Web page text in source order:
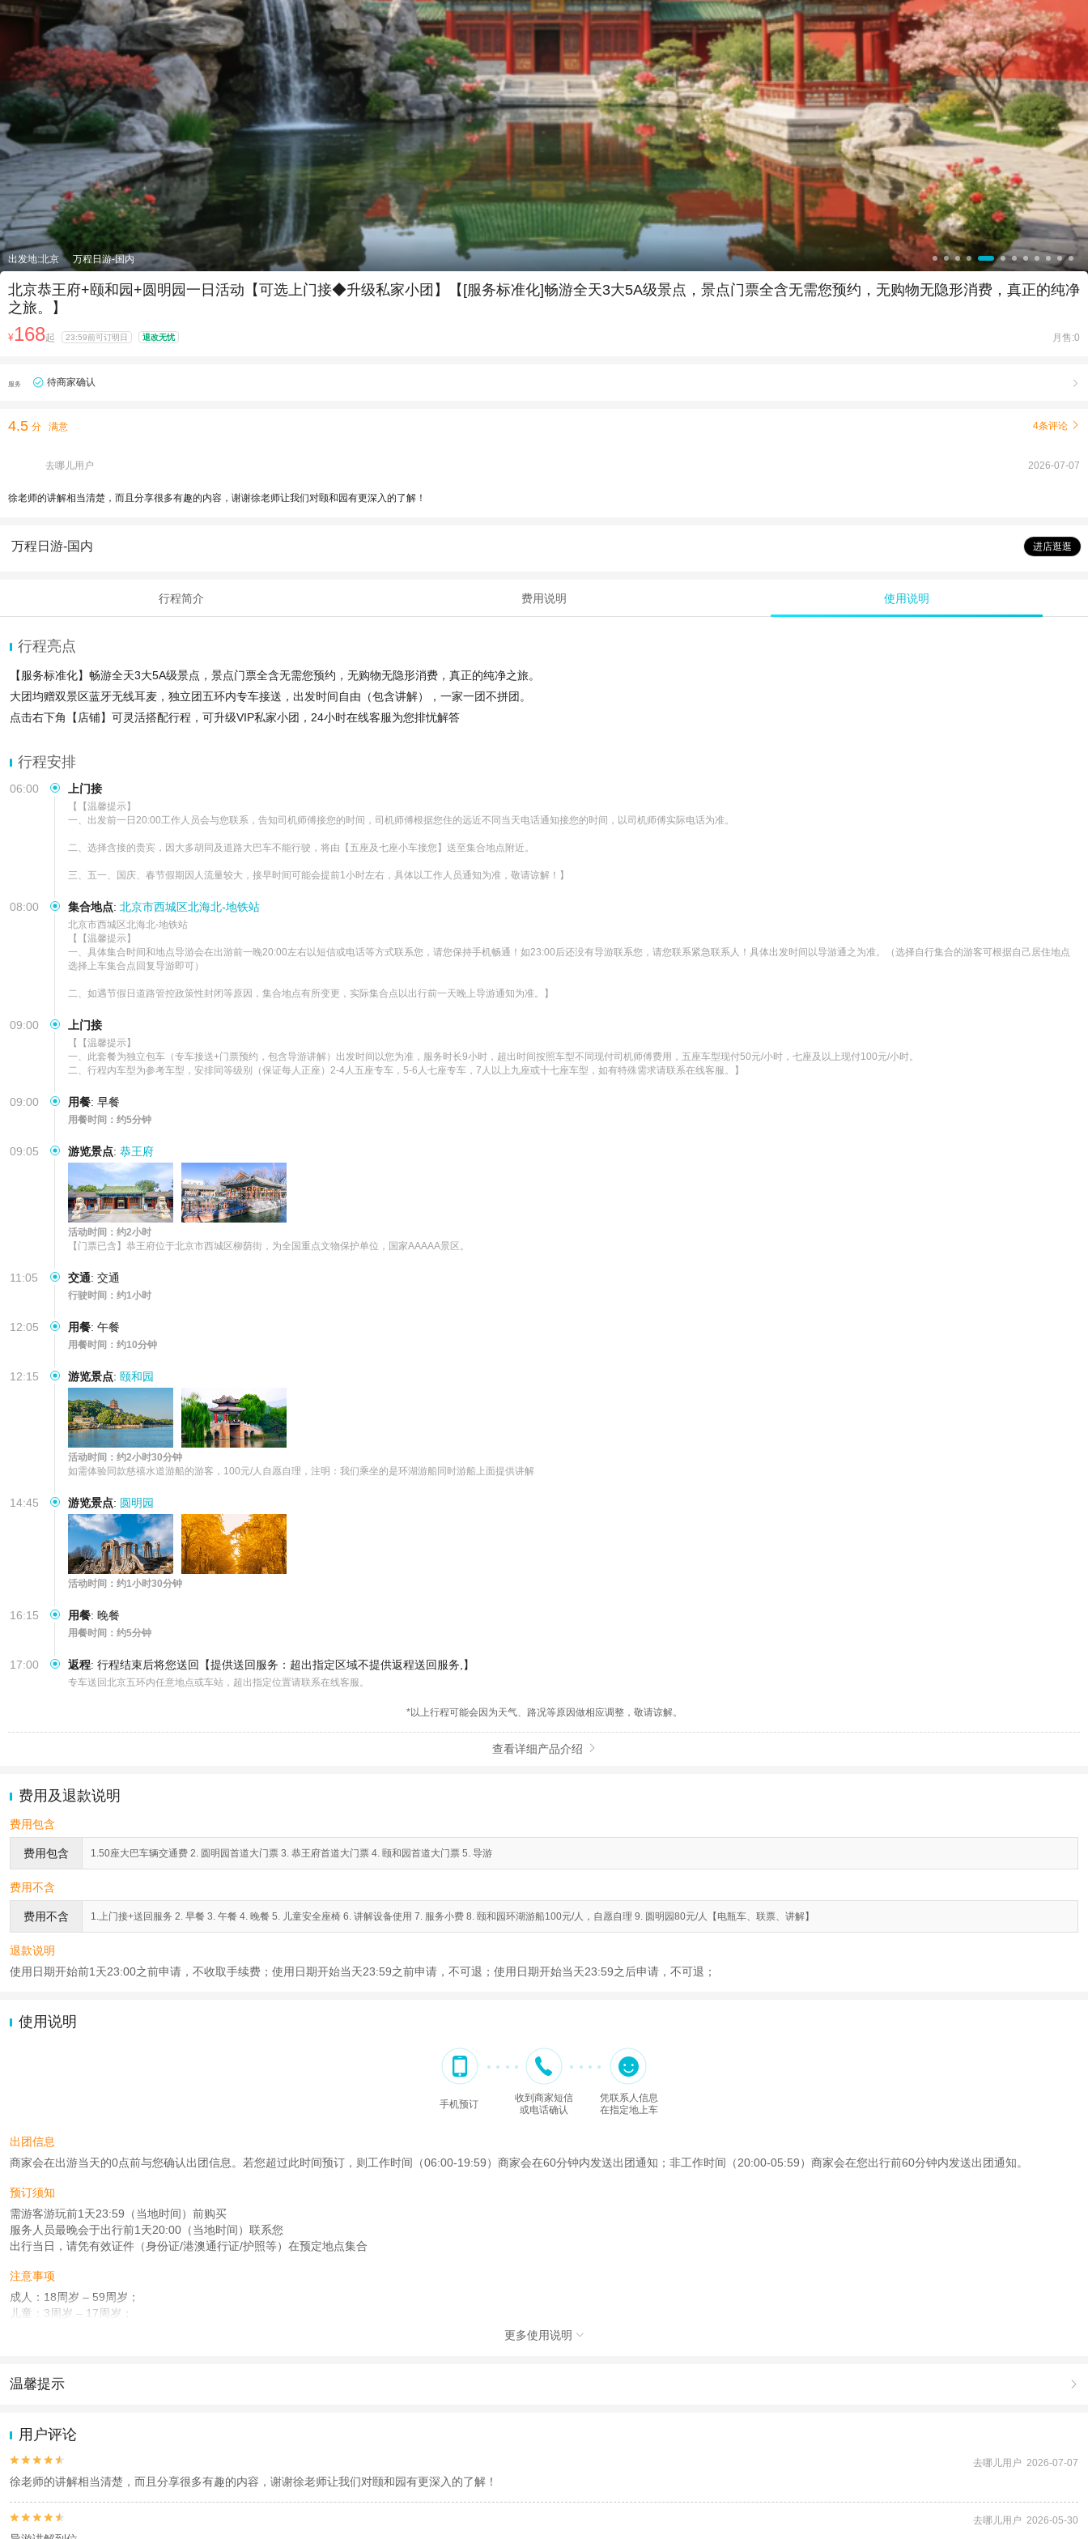
出发地:北京 万程日游-国内
北京恭王府+颐和园+圆明园一日活动【可选上门接◆升级私家小团】【[服务标准化]️畅游全天3大5A级景点，景点门票全含无需您预约，无购物无隐形消费，真正的纯净
之旅。】
¥168起 23:59前可订明日 退改无忧 月售:0
服务 待商家确认 
4.5 分 满意 4条评论 
去哪儿用户 2026-07-07
徐老师的讲解相当清楚，而且分享很多有趣的内容，谢谢徐老师让我们对颐和园有更深入的了解！
万程日游-国内 进店逛逛
行程简介 费用说明 使用说明
行程亮点
【服务标准化】️畅游全天3大5A级景点，景点门票全含无需您预约，无购物无隐形消费，真正的纯净之旅。
大团均赠双景区蓝牙无线耳麦，独立团五环内专车接送，出发时间自由（包含讲解），一家一团不拼团。
点击右下角【店铺】可灵活搭配行程，可升级VIP私家小团，24小时在线客服为您排忧解答
行程安排
06:00 上门接
【【温馨提示】
一、出发前一日20:00工作人员会与您联系，告知司机师傅接您的时间，司机师傅根据您住的远近不同当天电话通知接您的时间，以司机师傅实际电话为准。
二、选择含接的贵宾，因大多胡同及道路大巴车不能行驶，将由【五座及七座小车接您】送至集合地点附近。
三、五一、国庆、春节假期因人流量较大，接早时间可能会提前1小时左右，具体以工作人员通知为准，敬请谅解！】
08:00 集合地点: 北京市西城区北海北-地铁站
北京市西城区北海北-地铁站
【【温馨提示】
一、具体集合时间和地点导游会在出游前一晚20:00左右以短信或电话等方式联系您，请您保持手机畅通！如23:00后还没有导游联系您，请您联系紧急联系人！具体出发时间以导游通之为准。（选择自行集合的游客可根据自己居住地点
选择上车集合点回复导游即可）
二、如遇节假日道路管控政策性封闭等原因，集合地点有所变更，实际集合点以出行前一天晚上导游通知为准。】
09:00 上门接
【【温馨提示】
一、此套餐为独立包车（专车接送+门票预约，包含导游讲解）出发时间以您为准，服务时长9小时，超出时间按照车型不同现付司机师傅费用，五座车型现付50元/小时，七座及以上现付100元/小时。
二、行程内车型为参考车型，安排同等级别（保证每人正座）2-4人五座专车，5-6人七座专车，7人以上九座或十七座车型，如有特殊需求请联系在线客服。】
09:00 用餐: 早餐
用餐时间：约5分钟
09:05 游览景点: 恭王府
活动时间：约2小时
【门票已含】恭王府位于北京市西城区柳荫街，为全国重点文物保护单位，国家AAAAA景区。
11:05 交通: 交通
行驶时间：约1小时
12:05 用餐: 午餐
用餐时间：约10分钟
12:15 游览景点: 颐和园
活动时间：约2小时30分钟
如需体验同款慈禧水道游船的游客，100元/人自愿自理，注明：我们乘坐的是环湖游船同时游船上面提供讲解
14:45 游览景点: 圆明园
活动时间：约1小时30分钟
16:15 用餐: 晚餐
用餐时间：约5分钟
17:00 返程: 行程结束后将您送回【提供送回服务：超出指定区域不提供返程送回服务,】
专车送回北京五环内任意地点或车站，超出指定位置请联系在线客服。
*以上行程可能会因为天气、路况等原因做相应调整，敬请谅解。
查看详细产品介绍 
费用及退款说明
费用包含
费用包含 1.50座大巴车辆交通费 2. 圆明园首道大门票 3. 恭王府首道大门票 4. 颐和园首道大门票 5. 导游
费用不含
费用不含 1.上门接+送回服务 2. 早餐 3. 午餐 4. 晚餐 5. 儿童安全座椅 6. 讲解设备使用 7. 服务小费 8. 颐和园环湖游船100元/人，自愿自理 9. 圆明园80元/人【电瓶车、联票、讲解】
退款说明
使用日期开始前1天23:00之前申请，不收取手续费；使用日期开始当天23:59之前申请，不可退；使用日期开始当天23:59之后申请，不可退；
使用说明
手机预订
收到商家短信
或电话确认
凭联系人信息
在指定地上车
出团信息
商家会在出游当天的0点前与您确认出团信息。若您超过此时间预订，则工作时间（06:00-19:59）商家会在60分钟内发送出团通知；非工作时间（20:00-05:59）商家会在您出行前60分钟内发送出团通知。
预订须知
需游客游玩前1天23:59（当地时间）前购买
服务人员最晚会于出行前1天20:00（当地时间）联系您
出行当日，请凭有效证件（身份证/港澳通行证/护照等）在预定地点集合
注意事项
成人：18周岁 – 59周岁；
儿童：3周岁 – 17周岁；
本产品由青岛驿路同行国际旅行社有限公司代理招徕，委托社为北京乐巴士国际旅游有限公司，具体的旅游服务和操作由委托社及其有资质的地接社提供
更多使用说明 
温馨提示 
2.为普及旅游安全知识及旅游文明公约，使您的旅程顺利圆满完成，特制定
用户评论

 去哪儿用户 2026-07-07
徐老师的讲解相当清楚，而且分享很多有趣的内容，谢谢徐老师让我们对颐和园有更深入的了解！

 去哪儿用户 2026-05-30